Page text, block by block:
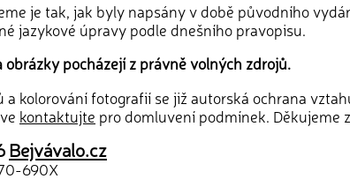
je tak, jak byly napsány v době původního
jazykové úpravy podle dnešního pravopisu.
pocházejí z právně volných zdrojů.
kolorování fotografií se již autorská ochrana
kontaktujte pro domluvení podmínek. Děkujeme
Bejvávalo.cz
690X